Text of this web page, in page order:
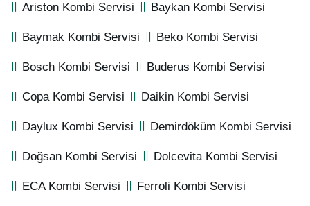
Ariston Kombi Servisi Baykan Kombi Servisi
Baymak Kombi Servisi Beko Kombi Servisi
Bosch Kombi Servisi Buderus Kombi Servisi
Copa Kombi Servisi Daikin Kombi Servisi
Daylux Kombi Servisi Demirdöküm Kombi Servisi
Doğsan Kombi Servisi Dolcevita Kombi Servisi
ECA Kombi Servisi Ferroli Kombi Servisi